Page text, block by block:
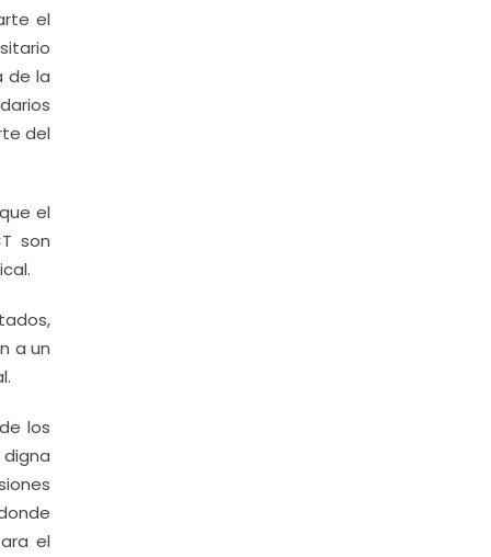
el
de la
del
el
son
a un
los
el